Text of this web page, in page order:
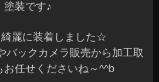
塗装です♪
麗に装着しました☆
バックカメラ販売から加工取
お任せくださいね～^^b